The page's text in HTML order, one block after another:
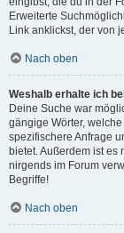
Erweiterte
Link anklickst, der von
Nach oben
Weshalb erhalte ich
Deine Suche war
gängige Wörter,
spezifischere Anfrage
bietet. Außerdem ist
nirgends im Forum
Begriffe!
Nach oben